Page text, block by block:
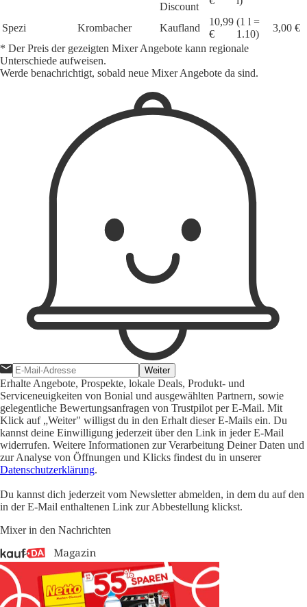
Discount
Spezi Krombacher Kaufland
10,99
€
(1 l =
1.10)
3,00 €
* Der Preis der gezeigten Mixer Angebote kann regionale
Unterschiede aufweisen.
Werde benachrichtigt, sobald neue Mixer Angebote da sind.
Weiter
Erhalte Angebote, Prospekte, lokale Deals, Produkt- und
Serviceneuigkeiten von Bonial und ausgewählten Partnern, sowie
gelegentliche Bewertungsanfragen von Trustpilot per E-Mail. Mit
Klick auf „Weiter" willigst du in den Erhalt dieser E-Mails ein. Du
kannst deine Einwilligung jederzeit über den Link in jeder E-Mail
widerrufen. Weitere Informationen zur Verarbeitung Deiner Daten und
zur Analyse von Öffnungen und Klicks findest du in unserer
Datenschutzerklärung.
Du kannst dich jederzeit vom Newsletter abmelden, in dem du auf den
in der E-Mail enthaltenen Link zur Abbestellung klickst.
Mixer in den Nachrichten